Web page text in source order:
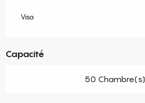
Visa
Capacité
50 Chambre(s)